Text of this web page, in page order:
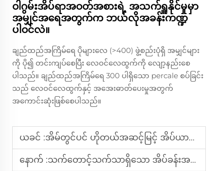
ဝါဂွမ်းအိပ်ရာအဝတ်အစားရဲ့ အသက်ရှူနိုင်မှုမှာ
အမျှင်အရေအတွက်က ဘယ်လိုအခန်းကဏ္ဍ
ပါဝင်လဲ။
ချည်ထည်အကြိမ်ရေ ပိုများလေ (>400) ဖွဲ့စည်းပုံရှိ အမျှင်များ
ကို ပို၍ တင်းကျပ်စေပြီး လေဝင်လေထွက်ကို လျော့နည်းစေ
ပါသည်။ ချည်ထည်အကြိမ်ရေ 300 ပါရှိသော percale စပ်ခြင်း
သည် လေဝင်လေထွက်နှင့် အအေးဓာတ်ပေးမှုအတွက်
အကောင်းဆုံးဖြစ်စေပါသည်။
ယခင် :အိမ်တွင်ပင် ဟိုတယ်အဆင့်မြင့် အိပ်ယာခင်းအသွင်အပြင်ကို ဖန်တီးနည်း
နောက် :သက်တောင့်သက်သာရှိသော အိပ်ခန်းအတွက် အကောင်းဆုံး အိပ်ယာခင်း ၁၀ မျိုး